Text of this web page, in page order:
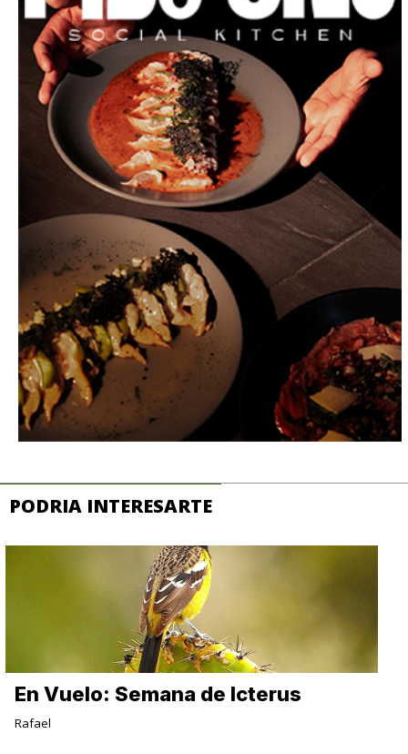
PODRIA INTERESARTE
En Vuelo: Semana de Icterus
Rafael